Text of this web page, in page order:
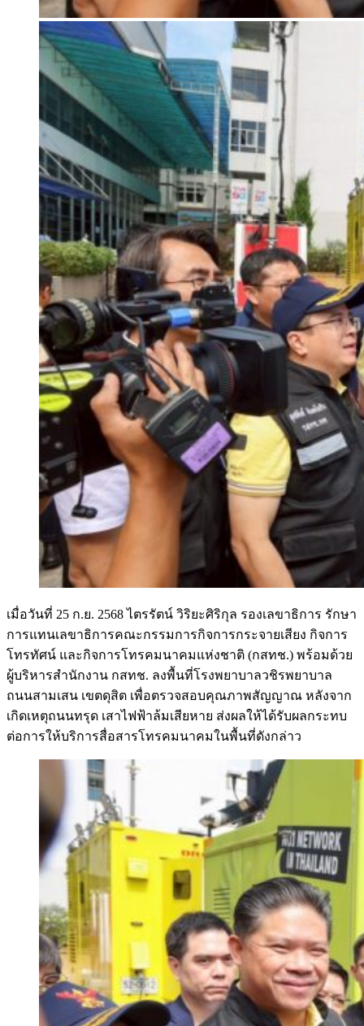
เมื่อวันที่ 25 ก.ย. 2568 ไตรรัตน์ วิริยะศิริกุล รองเลขาธิการ รักษา
การแทนเลขาธิการคณะกรรมการกิจการกระจายเสียง กิจการ
โทรทัศน์ และกิจการโทรคมนาคมแห่งชาติ (กสทช.) พร้อมด้วย
ผู้บริหารสำนักงาน กสทช. ลงพื้นที่โรงพยาบาลวชิรพยาบาล
ถนนสามเสน เขตดุสิต เพื่อตรวจสอบคุณภาพสัญญาณ หลังจาก
เกิดเหตุถนนทรุด เสาไฟฟ้าล้มเสียหาย ส่งผลให้ได้รับผลกระทบ
ต่อการให้บริการสื่อสารโทรคมนาคมในพื้นที่ดังกล่าว